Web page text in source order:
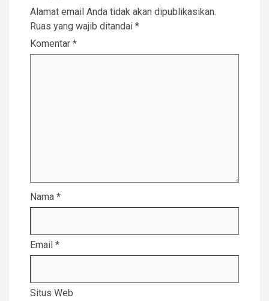
Alamat email Anda tidak akan dipublikasikan.
Ruas yang wajib ditandai *
Komentar *
Nama *
Email *
Situs Web